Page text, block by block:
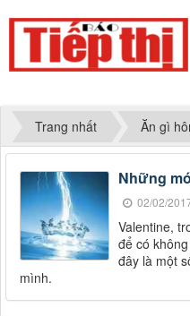
Trang nhất Ăn gì
Những
02/02/
Valentine,
để có
đây là một
mình.